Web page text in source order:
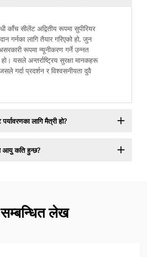
काँच सीलेंट अद्वितीय रूपमा सुपीरियर
गर्नका लागि तैयार गरिएको हो, जुन
रूपमा न्यूनीकरण गर्ने उन्नत
यसले अन्तर्राष्ट्रिय सुरक्षा मानकहरू
गर्दा प्रदर्शन र विश्वसनीयता दुवै
लागि मैत्री हो?
आयु कति हुन्छ?
सम्बन्धित लेख